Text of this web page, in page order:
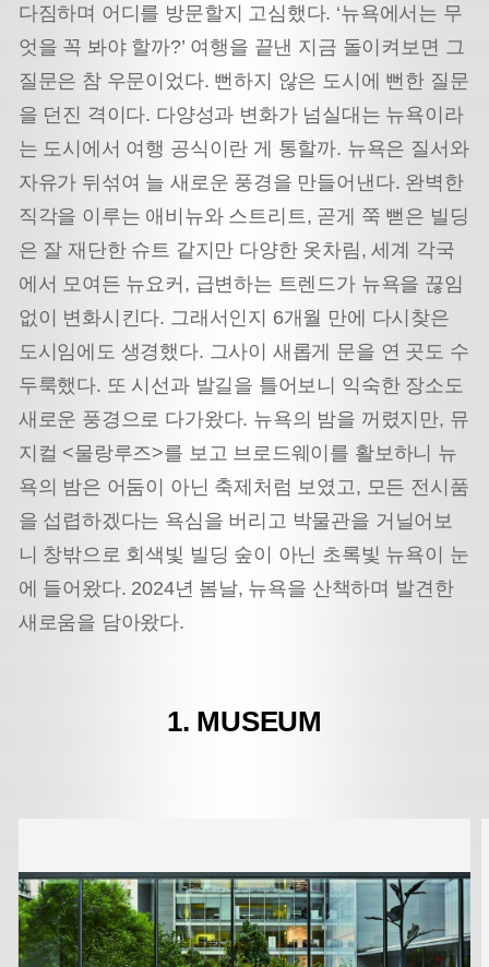
다짐하며 어디를 방문할지 고심했다. ‘뉴욕에서는 무
엇을 꼭 봐야 할까?’ 여행을 끝낸 지금 돌이켜보면 그
질문은 참 우문이었다. 뻔하지 않은 도시에 뻔한 질문
을 던진 격이다. 다양성과 변화가 넘실대는 뉴욕이라
는 도시에서 여행 공식이란 게 통할까. 뉴욕은 질서와
자유가 뒤섞여 늘 새로운 풍경을 만들어낸다. 완벽한
직각을 이루는 애비뉴와 스트리트, 곧게 쭉 뻗은 빌딩
은 잘 재단한 슈트 같지만 다양한 옷차림, 세계 각국
에서 모여든 뉴요커, 급변하는 트렌드가 뉴욕을 끊임
없이 변화시킨다. 그래서인지 6개월 만에 다시찾은
도시임에도 생경했다. 그사이 새롭게 문을 연 곳도 수
두룩했다. 또 시선과 발길을 틀어보니 익숙한 장소도
새로운 풍경으로 다가왔다. 뉴욕의 밤을 꺼렸지만, 뮤
지컬 <물랑루즈>를 보고 브로드웨이를 활보하니 뉴
욕의 밤은 어둠이 아닌 축제처럼 보였고, 모든 전시품
을 섭렵하겠다는 욕심을 버리고 박물관을 거닐어보
니 창밖으로 회색빛 빌딩 숲이 아닌 초록빛 뉴욕이 눈
에 들어왔다. 2024년 봄날, 뉴욕을 산책하며 발견한
새로움을 담아왔다.
1. MUSEUM